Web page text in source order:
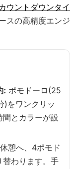
カウントダウンタイ
スの高精度エンジ
: ポモドーロ(25
)をワンクリッ
間とカラーが設
憩へ、4ポモド
替わります。手